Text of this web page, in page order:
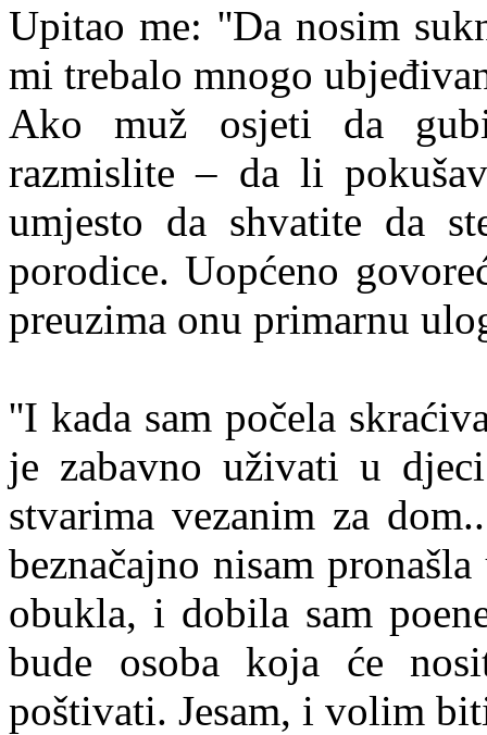
Upitao me: ''Da nosim
mi trebalo mnogo
Ako muž osjeti da
razmislite – da li
umjesto da shvatite da
porodice. Uopćeno
preuzima onu primarnu
''I kada sam počela
je zabavno uživati u
stvarima vezanim za
beznačajno nisam
obukla, i dobila sam
bude osoba koja će
poštivati. Jesam, i volim